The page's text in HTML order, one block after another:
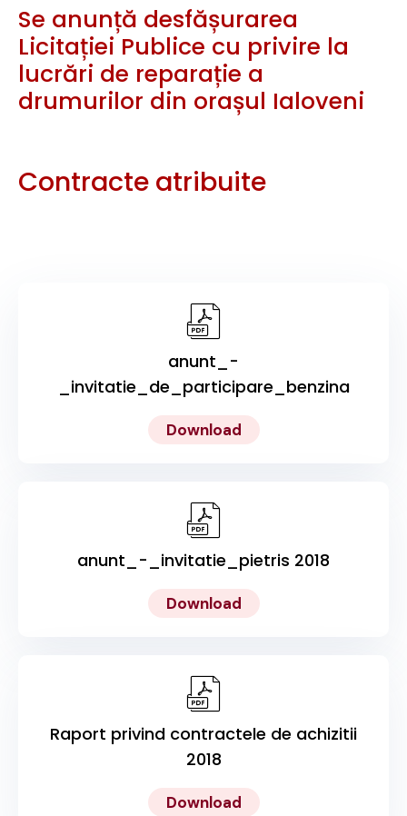
Se anunță desfășurarea
Licitației Publice cu privire la
lucrări de reparație a
drumurilor din orașul Ialoveni
Contracte atribuite
anunt_-
_invitatie_de_participare_benzina
Download
anunt_-_invitatie_pietris 2018
Download
Raport privind contractele de achizitii
2018
Download